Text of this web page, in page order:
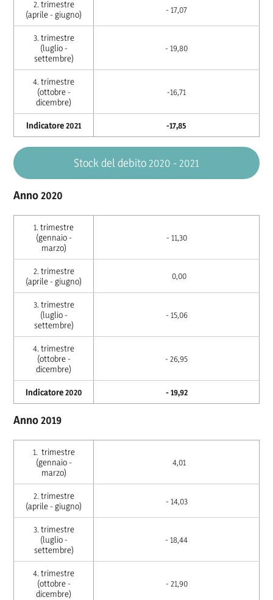
2. trimestre
(aprile - giugno)
- 17,07
3. trimestre
(luglio -
settembre)
- 19,80
4. trimestre
(ottobre -
dicembre)
-16,71
Indicatore 2021 -17,85
Stock del debito 2020 - 2021
Anno 2020
1. trimestre
(gennaio -
marzo)
- 11,30
2. trimestre
(aprile - giugno)
0,00
3. trimestre
(luglio -
settembre)
- 15,06
4. trimestre
(ottobre -
dicembre)
- 26,95
Indicatore 2020 - 19,92
Anno 2019
1. trimestre
(gennaio -
marzo)
4,01
2. trimestre
(aprile - giugno)
- 14,03
3. trimestre
(luglio -
settembre)
- 18,44
4. trimestre
(ottobre -
dicembre)
- 21,90